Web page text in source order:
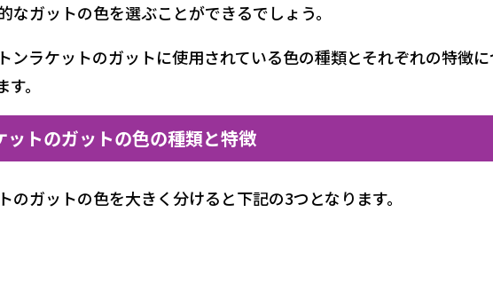
なガットの色を選ぶことができるでしょう。
ンラケットのガットに使用されている色の種類とそれぞれの特徴に
。
ットのガットの色の種類と特徴
のガットの色を大きく分けると下記の3つとなります。